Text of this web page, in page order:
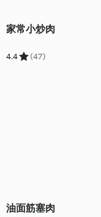
家常小炒肉
4.4 (47)
油面筋塞肉